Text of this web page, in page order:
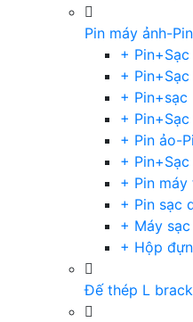
Pin máy ảnh-
+
+
+ Pin+sạc
+ Pin+Sạc
+ Pin ảo-
+
+ Pin máy
+ Pin sạc
+ Máy
+ Hộp
Đế thép L